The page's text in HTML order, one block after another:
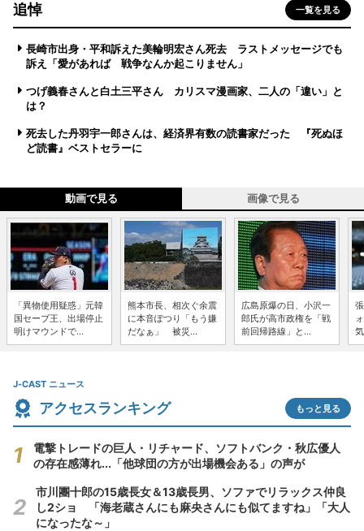
追悼 一覧を見る
長崎市出身・平和訴えた美輪明宏さん死去 ラストメッセージでも
訴え「愛があれば 戦争なんか起こりません」
つげ義春さんと白土三平さん カリスマ漫画家、二人の「違い」と
は？
死去した丹羽宇一郎さんは、経済界有数の読書家だった 『死ぬほ
ど読書』ベストセラーに
動画で見る 画像で見る
「異物使用疑惑」元韓
国セーブ王、出場停止
明けマウンドで...
熊本市長、相次ぐ余震
に本音ぽつり「もう嫌
だなぁ」 被災...
広島原爆の日、小沢一
郎氏が高市政権を「戦
前回帰路線」と...
J-CAST ニュース
アクセスランキング もっと見る
電撃トレードの巨人・リチャード、ソフトバンク・秋広優人
の存在感薄れ...「他球団の方が出場機会ある」の声が
市川團十郎の15歳長女＆13歳長男、ソファでリラックス仲良
し2ショ 「海老蔵さんにも麻央さんにも似てますね」「大人
になったな～」